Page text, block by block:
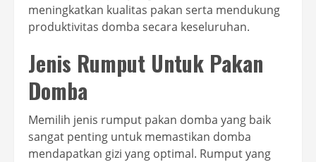
meningkatkan kualitas pakan serta mendukung
produktivitas domba secara keseluruhan.
Jenis Rumput Untuk Pakan
Domba
Memilih jenis rumput pakan domba yang baik
sangat penting untuk memastikan domba
mendapatkan gizi yang optimal. Rumput yang